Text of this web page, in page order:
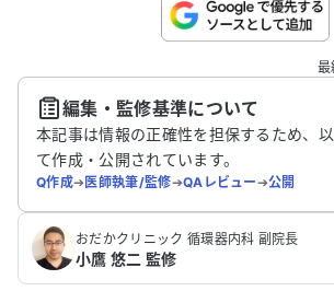
こちらは送信専用のフォームです。氏名や
送信する
最
編集・監修基準について
本記事は情報の正確性を担保するため、
て作成・公開されています。
Q作成➔医師執筆/監修➔QAレビュー➔公開
おだかクリニック 循環器内科 副院長
小鷹 悠二 監修